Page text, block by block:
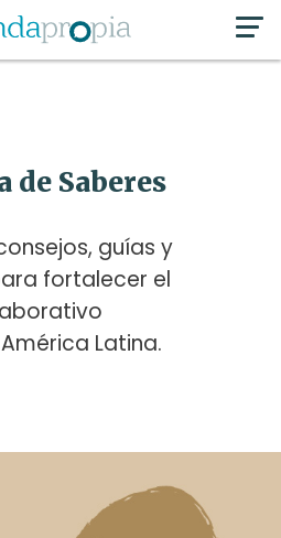
de Saberes
guías y
fortalecer el
Latina.